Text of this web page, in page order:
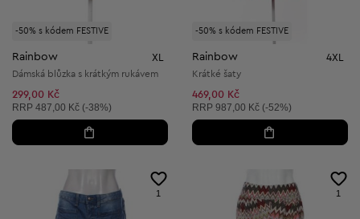
-50% s kódem FESTIVE
Rainbow XL
Dámská blůzka s krátkým rukávem
299,00 Kč
Doporučená cena:
RRP 487,00 Kč (-38%)
-50% s kódem FESTIVE
Rainbow 4XL
Krátké šaty
469,00 Kč
Doporučená cena:
RRP 987,00 Kč (-52%)
1 1